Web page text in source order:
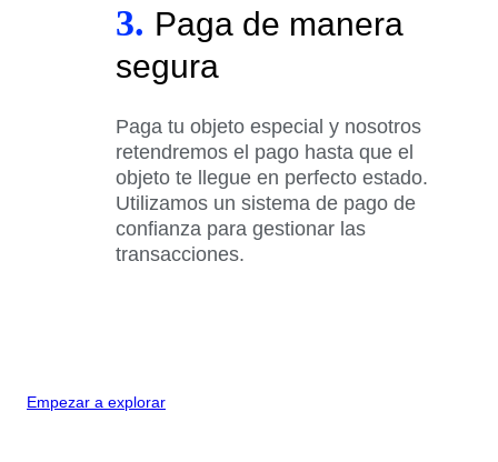
3. Paga de manera
segura
Paga tu objeto especial y nosotros
retendremos el pago hasta que el
objeto te llegue en perfecto estado.
Utilizamos un sistema de pago de
confianza para gestionar las
transacciones.
Empezar a explorar